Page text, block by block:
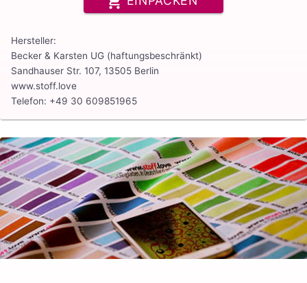
Hersteller:
Becker & Karsten UG (haftungsbeschränkt)
Sandhauser Str. 107, 13505 Berlin
www.stoff.love
Telefon: +49 30 609851965